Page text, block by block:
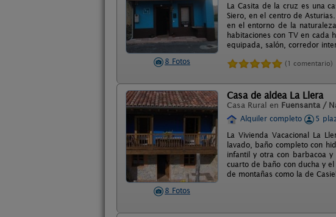
8 Fotos
La Casita de la cruz es una
Siero, en el centro de
en el entorno de la
habitaciones con TV en cada
equipada, salón, corredor
(1 comentario)
8 Fotos
Casa de aldea La Llera
Casa Rural en Fuensanta /
Alquiler completo
5
La Vivienda Vacacional La
lavado, baño completo con
infantil y otra con barbacoa
cuarto de baño con ducha y
de montañas como la de